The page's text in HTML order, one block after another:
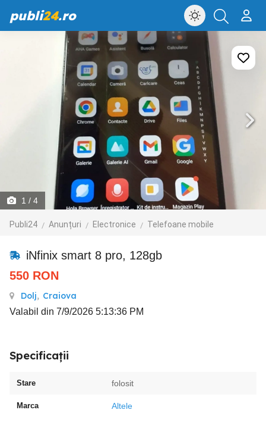
publi24.ro
1 / 4
Publi24 Anunțuri Electronice Telefoane mobile
iNfinix smart 8 pro, 128gb
550 RON
Dolj, Craiova
Valabil din 7/9/2026 5:13:36 PM
Specificații
Stare folosit
Marca Altele